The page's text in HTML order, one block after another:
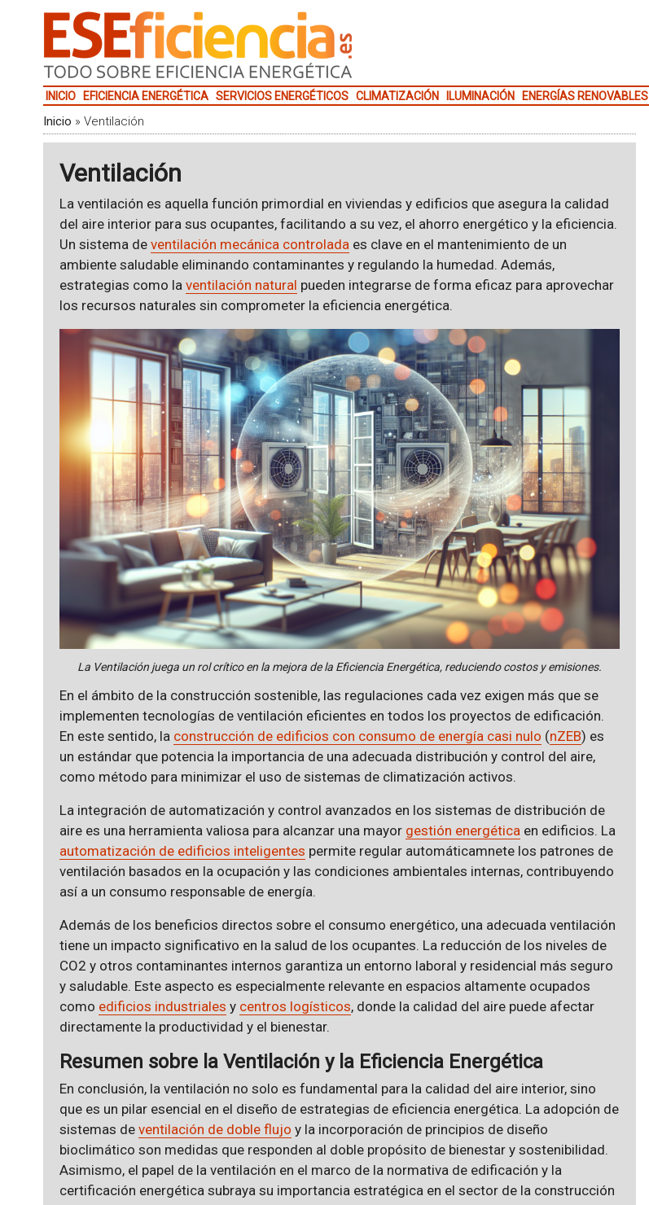
INICIO EFICIENCIA ENERGÉTICA SERVICIOS ENERGÉTICOS CLIMATIZACIÓN ILUMINACIÓN ENERGÍAS RENOVABLES
Inicio » Ventilación
Ventilación
La ventilación es aquella función primordial en viviendas y edificios que asegura la calidad
del aire interior para sus ocupantes, facilitando a su vez, el ahorro energético y la eficiencia.
Un sistema de ventilación mecánica controladaes clave en el mantenimiento de un
ambiente saludable eliminando contaminantes y regulando la humedad. Además,
estrategias como la ventilación natural pueden integrarse de forma eficaz para aprovechar
los recursos naturales sin comprometer la eficiencia energética.
La Ventilación juega un rol crítico en la mejora de la Eficiencia Energética, reduciendo costos y emisiones.
En el ámbito de la construcción sostenible, las regulaciones cada vez exigen más que se
implementen tecnologías de ventilación eficientes en todos los proyectos de edificación.
En este sentido, la construcción de edificios con consumo de energía casi nulo (nZEB) es
un estándar que potencia la importancia de una adecuada distribución y control del aire,
como método para minimizar el uso de sistemas de climatización activos.
La integración de automatización y control avanzados en los sistemas de distribución de
aire es una herramienta valiosa para alcanzar una mayor gestión energéticaen edificios. La
automatización de edificios inteligentes permite regular automáticamnete los patrones de
ventilación basados en la ocupación y las condiciones ambientales internas, contribuyendo
así a un consumo responsable de energía.
Además de los beneficios directos sobre el consumo energético, una adecuada ventilación
tiene un impacto significativo en la salud de los ocupantes. La reducción de los niveles de
CO2 y otros contaminantes internos garantiza un entorno laboral y residencial más seguro
y saludable. Este aspecto es especialmente relevante en espacios altamente ocupados
como edificios industriales y centros logísticos, donde la calidad del aire puede afectar
directamente la productividad y el bienestar.
Resumen sobre la Ventilación y la Eficiencia Energética
En conclusión, la ventilación no solo es fundamental para la calidad del aire interior, sino
que es un pilar esencial en el diseño de estrategias de eficiencia energética. La adopción de
sistemas de ventilación de doble flujo y la incorporación de principios de diseño
bioclimático son medidas que responden al doble propósito de bienestar y sostenibilidad.
Asimismo, el papel de la ventilación en el marco de la normativa de edificación y la
certificación energética subraya su importancia estratégica en el sector de la construcción